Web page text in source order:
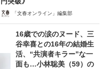
「文春オンライン」編集部
16歳での涙のヌード、三
谷幸喜との16年の結婚生
活、“共演者キラー”な一
面も…小林聡美（59）の